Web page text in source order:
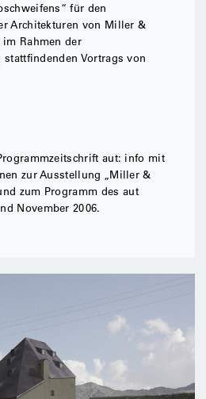
für den
Architekturen von Miller &
im Rahmen der
Vortrags von
aut: info mit
zur Ausstellung „Miller &
zum Programm des aut
November 2006.